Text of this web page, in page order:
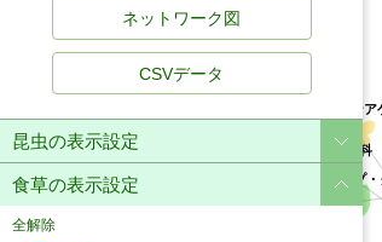
ナルトミカン
ルリモンアゲハ
ボタン科
マララヤップ・クタブ
CSVデータ
昆虫の表示設定
食草の表示設定
全解除